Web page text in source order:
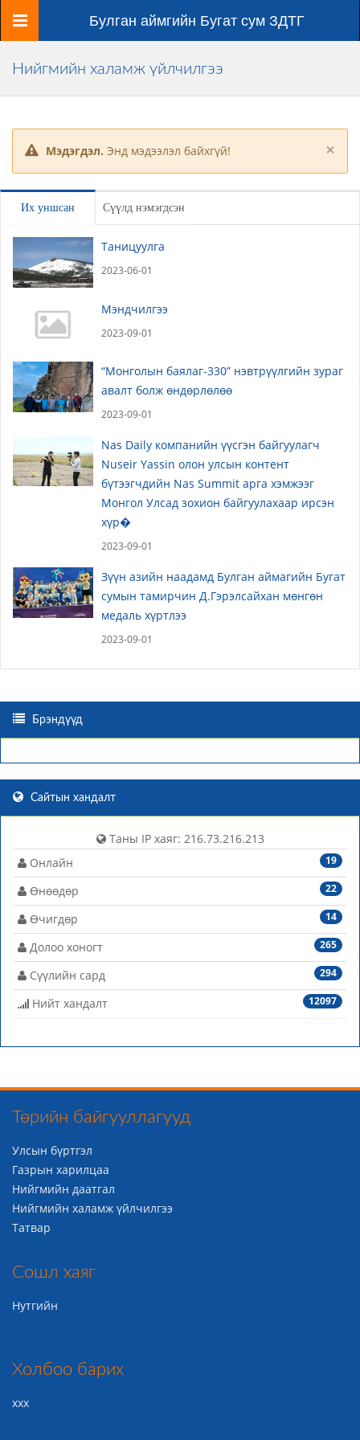
Цэс Булган аймгийн Бугат сум ЗДТГ
Нийгмийн халамж үйлчилгээ
×
Мэдэгдэл. Энд мэдээлэл байхгүй!
Их уншсан Сүүлд нэмэгдсэн
Таницуулга
2023-06-01
Мэндчилгээ
2023-09-01
“Монголын баялаг-330” нэвтрүүлгийн зураг
авалт болж өндөрлөлөө
2023-09-01
Nas Daily компанийн үүсгэн байгуулагч
Nuseir Yassin олон улсын контент
бүтээгчдийн Nas Summit арга хэмжээг
Монгол Улсад зохион байгуулахаар ирсэн
хүр�
2023-09-01
Зүүн азийн наадамд Булган аймагийн Бугат
сумын тамирчин Д.Гэрэлсайхан мөнгөн
медаль хүртлээ
2023-09-01
Брэндүүд
Сайтын хандалт
Таны IP хаяг: 216.73.216.213
19
Онлайн
22
Өнөөдөр
14
Өчигдөр
265
Долоо хоногт
294
Сүүлийн сард
12097
Нийт хандалт
Төрийн байгууллагууд
Улсын бүртгэл
Газрын харилцаа
Нийгмийн даатгал
Нийгмийн халамж үйлчилгээ
Татвар
Сошл хаяг
Нутгийн
Холбоо барих
ххх